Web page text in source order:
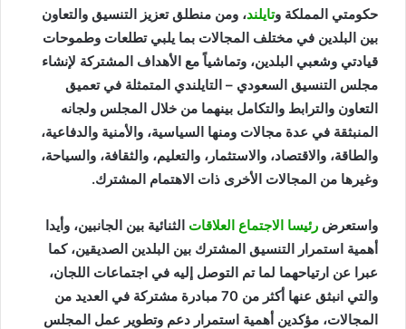
حكومتي المملكة وتايلند، ومن منطلق تعزيز التنسيق والتعاون
بين البلدين في مختلف المجالات بما يلبي تطلعات وطموحات
قيادتي وشعبي البلدين، وتماشياً مع الأهداف المشتركة لإنشاء
مجلس التنسيق السعودي – التايلندي المتمثلة في تعميق
التعاون والترابط والتكامل بينهما من خلال المجلس ولجانه
المنبثقة في عدة مجالات ومنها السياسية، والأمنية والدفاعية،
والطاقة، والاقتصاد، والاستثمار، والتعليم، والثقافة، والسياحة،
وغيرها من المجالات الأخرى ذات الاهتمام المشترك.
واستعرض رئيسا الاجتماع العلاقات الثنائية بين الجانبين، وأيدا
أهمية استمرار التنسيق المشترك بين البلدين الصديقين، كما
عبرا عن ارتياحهما لما تم التوصل إليه في اجتماعات اللجان،
والتي انبثق عنها أكثر من 70 مبادرة مشتركة في العديد من
المجالات، مؤكدين أهمية استمرار دعم وتطوير عمل المجلس